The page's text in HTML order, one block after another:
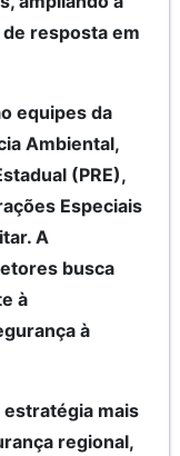
resposta em
equipes da
Ambiental,
(PRE),
Especiais
A
busca
à
à
estratégia mais
regional,